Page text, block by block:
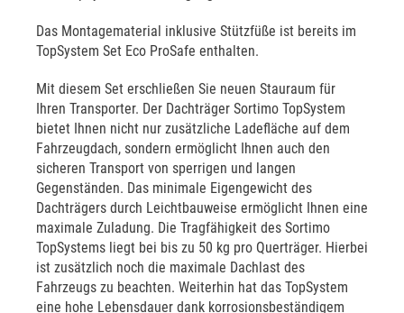
Das Montagematerial inklusive Stützfüße ist bereits im
TopSystem Set Eco ProSafe enthalten.
Mit diesem Set erschließen Sie neuen Stauraum für
Ihren Transporter. Der Dachträger Sortimo TopSystem
bietet Ihnen nicht nur zusätzliche Ladefläche auf dem
Fahrzeugdach, sondern ermöglicht Ihnen auch den
sicheren Transport von sperrigen und langen
Gegenständen. Das minimale Eigengewicht des
Dachträgers durch Leichtbauweise ermöglicht Ihnen eine
maximale Zuladung. Die Tragfähigkeit des Sortimo
TopSystems liegt bei bis zu 50 kg pro Querträger. Hierbei
ist zusätzlich noch die maximale Dachlast des
Fahrzeugs zu beachten. Weiterhin hat das TopSystem
eine hohe Lebensdauer dank korrosionsbeständigem